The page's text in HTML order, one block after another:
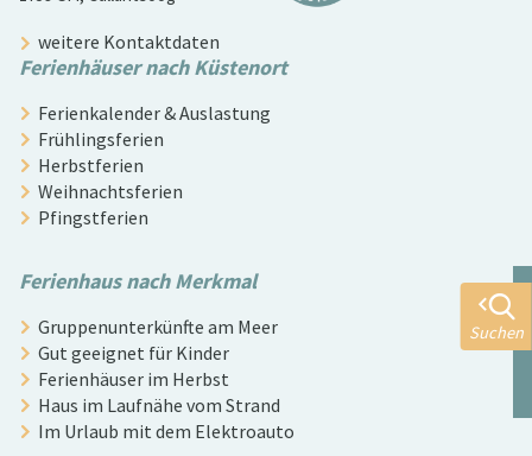
weitere Kontaktdaten
Ferienhäuser nach Küstenort
Ferienkalender & Auslastung
Frühlingsferien
Herbstferien
Weihnachtsferien
Pfingstferien
Ferienhaus nach Merkmal
Gruppenunterkünfte am Meer
Gut geeignet für Kinder
Ferienhäuser im Herbst
Haus im Laufnähe vom Strand
Im Urlaub mit dem Elektroauto
Suchen